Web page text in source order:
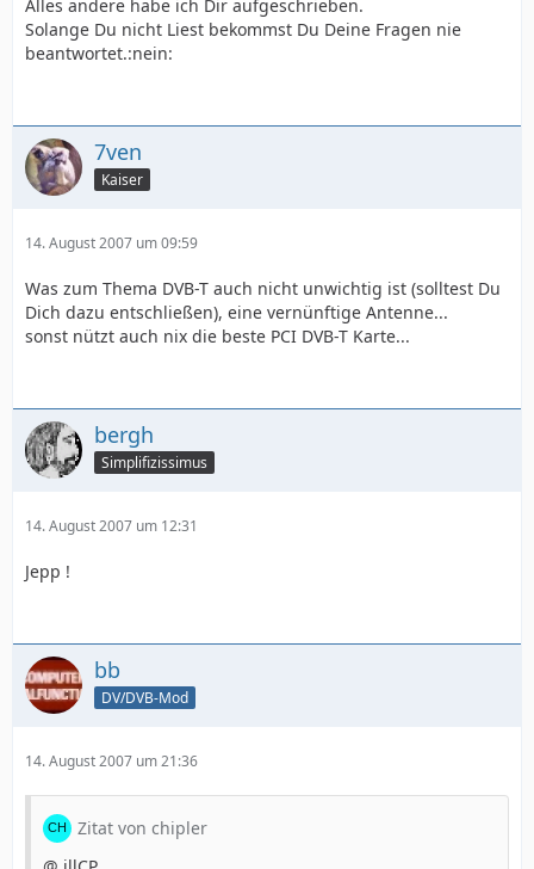
Alles andere habe ich Dir aufgeschrieben.
Solange Du nicht Liest bekommst Du Deine Fragen nie
beantwortet.:nein:
7ven
Kaiser
14. August 2007 um 09:59
Was zum Thema DVB-T auch nicht unwichtig ist (solltest Du
Dich dazu entschließen), eine vernünftige Antenne...
sonst nützt auch nix die beste PCI DVB-T Karte...
bergh
Simplifizissimus
14. August 2007 um 12:31
Jepp !
bb
DV/DVB-Mod
14. August 2007 um 21:36
Zitat von chipler